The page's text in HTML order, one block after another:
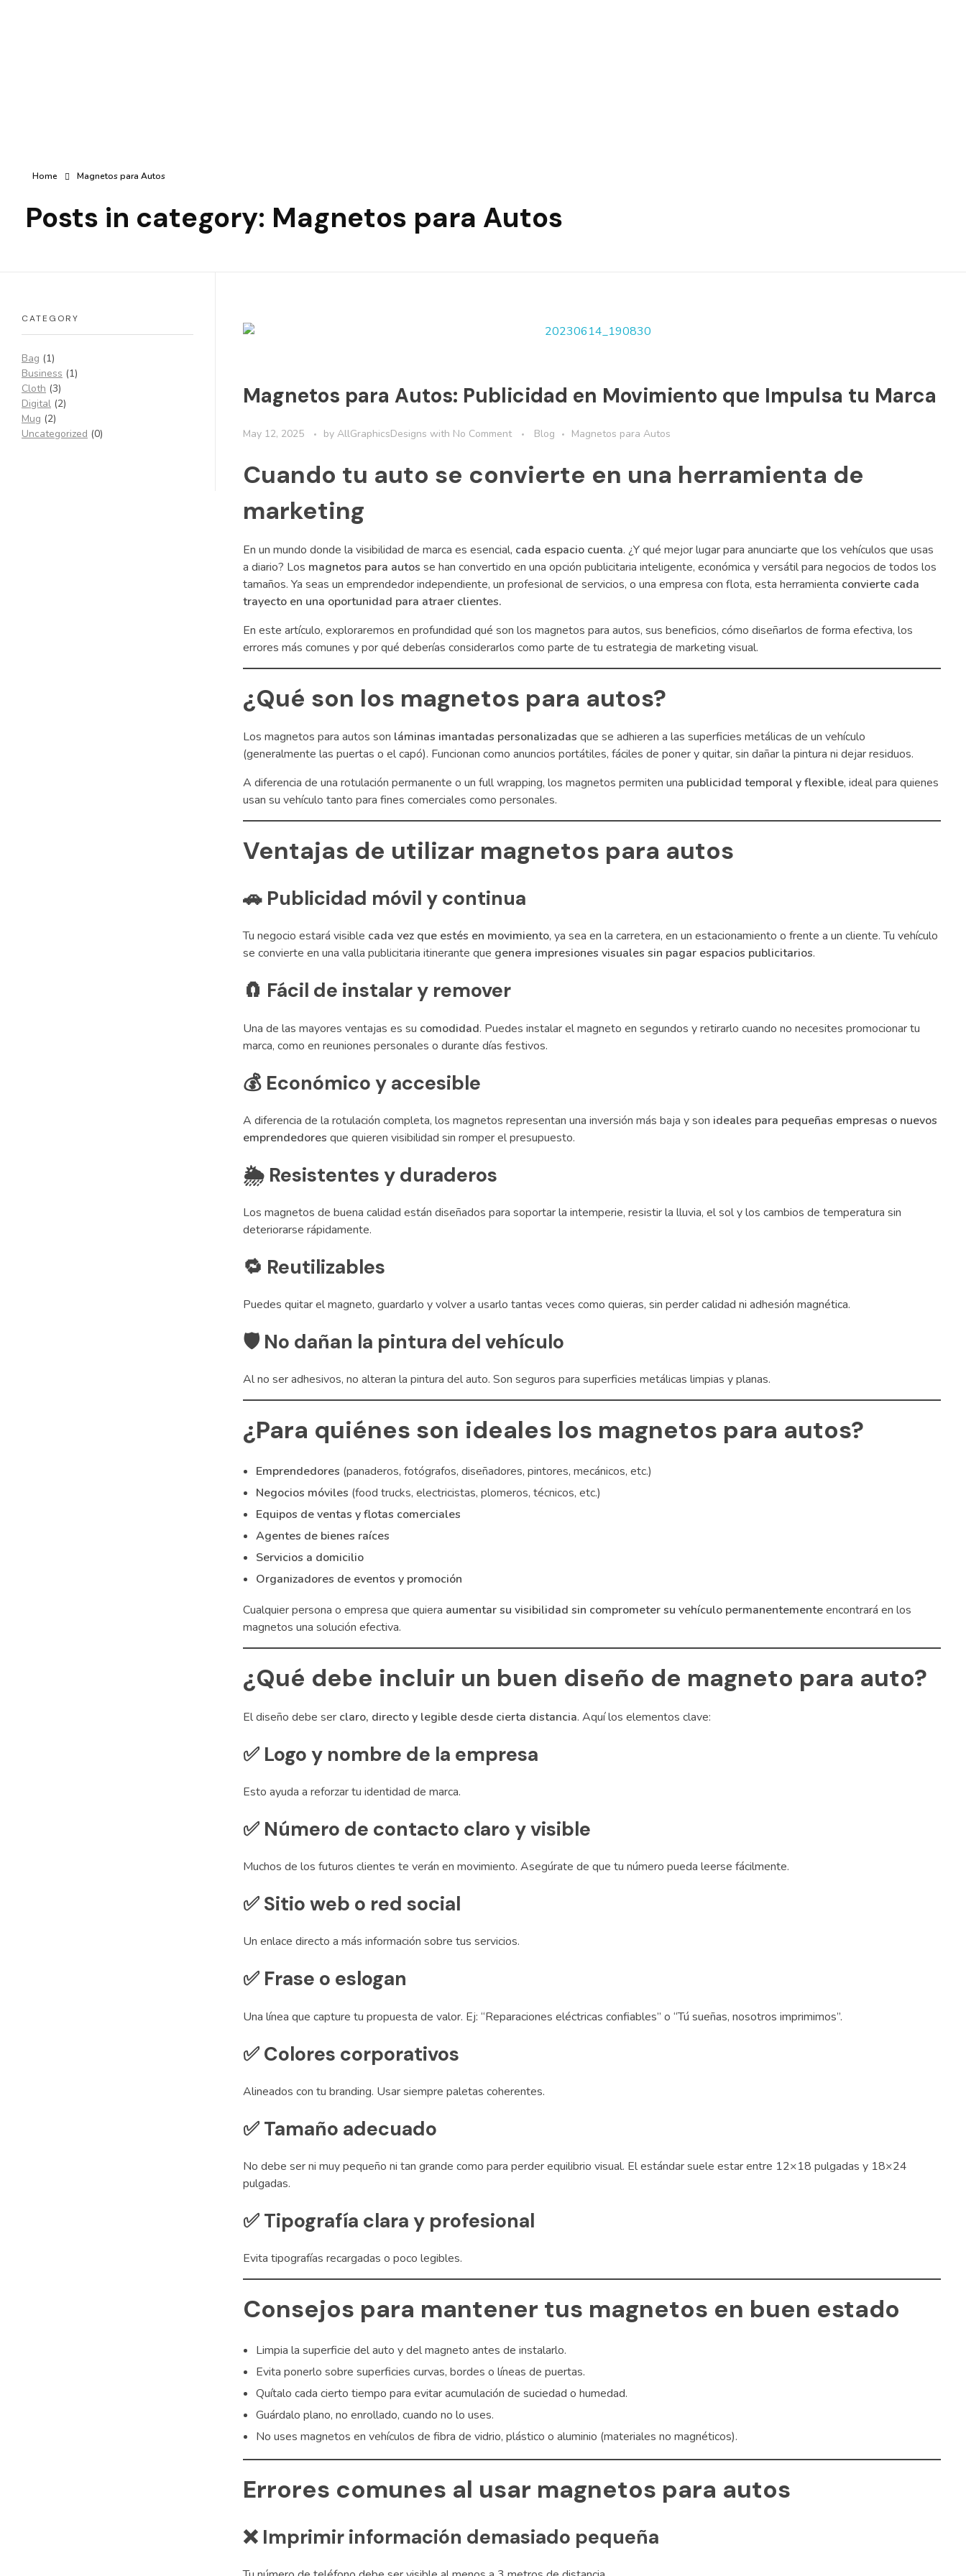
Home Magnetos para Autos
Posts in category: Magnetos para Autos
Magnetos para Autos: Publicidad en Movimiento que Impulsa tu Marca
May 12, 2025 by AllGraphicsDesigns with No Comment Blog Magnetos para Autos
Cuando tu auto se convierte en una herramienta de
marketing
En un mundo donde la visibilidad de marca es esencial, cada espacio cuenta. ¿Y qué mejor lugar para anunciarte que los vehículos que usas
a diario? Los magnetos para autos se han convertido en una opción publicitaria inteligente, económica y versátil para negocios de todos los
tamaños. Ya seas un emprendedor independiente, un profesional de servicios, o una empresa con flota, esta herramienta convierte cada
trayecto en una oportunidad para atraer clientes.
En este artículo, exploraremos en profundidad qué son los magnetos para autos, sus beneficios, cómo diseñarlos de forma efectiva, los
errores más comunes y por qué deberías considerarlos como parte de tu estrategia de marketing visual.
¿Qué son los magnetos para autos?
Los magnetos para autos son láminas imantadas personalizadas que se adhieren a las superficies metálicas de un vehículo
(generalmente las puertas o el capó). Funcionan como anuncios portátiles, fáciles de poner y quitar, sin dañar la pintura ni dejar residuos.
A diferencia de una rotulación permanente o un full wrapping, los magnetos permiten una publicidad temporal y flexible, ideal para quienes
usan su vehículo tanto para fines comerciales como personales.
Ventajas de utilizar magnetos para autos
🚗 Publicidad móvil y continua
Tu negocio estará visible cada vez que estés en movimiento, ya sea en la carretera, en un estacionamiento o frente a un cliente. Tu vehículo
se convierte en una valla publicitaria itinerante que genera impresiones visuales sin pagar espacios publicitarios.
🧲 Fácil de instalar y remover
Una de las mayores ventajas es su comodidad. Puedes instalar el magneto en segundos y retirarlo cuando no necesites promocionar tu
marca, como en reuniones personales o durante días festivos.
💰 Económico y accesible
A diferencia de la rotulación completa, los magnetos representan una inversión más baja y son ideales para pequeñas empresas o nuevos
emprendedores que quieren visibilidad sin romper el presupuesto.
🌦️ Resistentes y duraderos
Los magnetos de buena calidad están diseñados para soportar la intemperie, resistir la lluvia, el sol y los cambios de temperatura sin
deteriorarse rápidamente.
🔁 Reutilizables
Puedes quitar el magneto, guardarlo y volver a usarlo tantas veces como quieras, sin perder calidad ni adhesión magnética.
🛡️ No dañan la pintura del vehículo
Al no ser adhesivos, no alteran la pintura del auto. Son seguros para superficies metálicas limpias y planas.
¿Para quiénes son ideales los magnetos para autos?
Emprendedores (panaderos, fotógrafos, diseñadores, pintores, mecánicos, etc.)
Negocios móviles (food trucks, electricistas, plomeros, técnicos, etc.)
Equipos de ventas y flotas comerciales
Agentes de bienes raíces
Servicios a domicilio
Organizadores de eventos y promoción
Cualquier persona o empresa que quiera aumentar su visibilidad sin comprometer su vehículo permanentementeencontrará en los
magnetos una solución efectiva.
¿Qué debe incluir un buen diseño de magneto para auto?
El diseño debe ser claro, directo y legible desde cierta distancia. Aquí los elementos clave:
✅ Logo y nombre de la empresa
Esto ayuda a reforzar tu identidad de marca.
✅ Número de contacto claro y visible
Muchos de los futuros clientes te verán en movimiento. Asegúrate de que tu número pueda leerse fácilmente.
✅ Sitio web o red social
Un enlace directo a más información sobre tus servicios.
✅ Frase o eslogan
Una línea que capture tu propuesta de valor. Ej: “Reparaciones eléctricas confiables” o “Tú sueñas, nosotros imprimimos”.
✅ Colores corporativos
Alineados con tu branding. Usar siempre paletas coherentes.
✅ Tamaño adecuado
No debe ser ni muy pequeño ni tan grande como para perder equilibrio visual. El estándar suele estar entre 12×18 pulgadas y 18×24
pulgadas.
✅ Tipografía clara y profesional
Evita tipografías recargadas o poco legibles.
Consejos para mantener tus magnetos en buen estado
Limpia la superficie del auto y del magneto antes de instalarlo.
Evita ponerlo sobre superficies curvas, bordes o líneas de puertas.
Quítalo cada cierto tiempo para evitar acumulación de suciedad o humedad.
Guárdalo plano, no enrollado, cuando no lo uses.
No uses magnetos en vehículos de fibra de vidrio, plástico o aluminio (materiales no magnéticos).
Errores comunes al usar magnetos para autos
❌ Imprimir información demasiado pequeña
CATEGORY
Bag (1)
Business (1)
Cloth (3)
Digital (2)
Mug (2)
Uncategorized (0)